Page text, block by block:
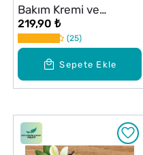
Sepete Ekle
Bakım Kremi ve
Parlatıcısı 4,8 g
219,90 ₺
25